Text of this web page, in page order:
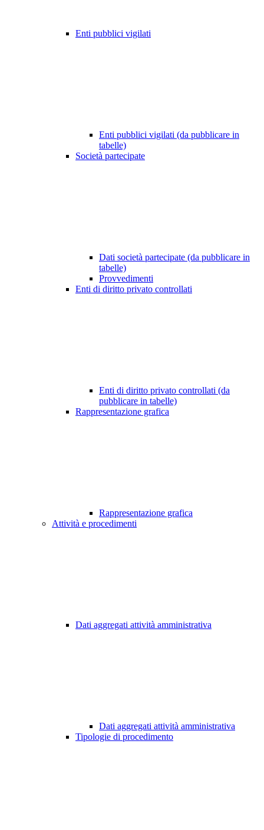
Enti pubblici vigilati
Enti pubblici vigilati (da pubblicare in
tabelle)
Società partecipate
Dati società partecipate (da pubblicare in
tabelle)
Provvedimenti
Enti di diritto privato controllati
Enti di diritto privato controllati (da
pubblicare in tabelle)
Rappresentazione grafica
Rappresentazione grafica
Attività e procedimenti
Dati aggregati attività amministrativa
Dati aggregati attività amministrativa
Tipologie di procedimento